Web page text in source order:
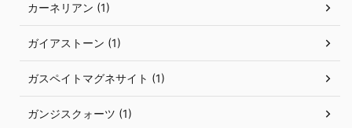
カーネリアン (1)
ガイアストーン (1)
ガスペイトマグネサイト (1)
ガンジスクォーツ (1)